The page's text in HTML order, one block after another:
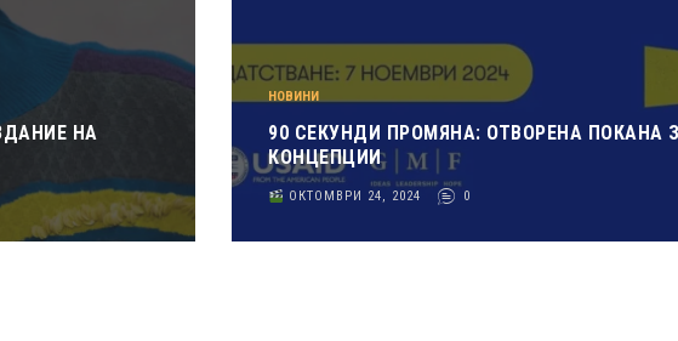
НА
НОВИНИ
90 СЕКУНДИ ПРОМЯНА: ОТВОРЕНА ПОКАНА
КОНЦЕПЦИИ
ОКТОМВРИ 24, 2024 0